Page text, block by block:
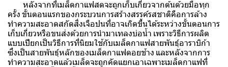
หลังจากที่เมล็ดกาแฟสดจะถูกเก็บเกี่ยวจากต้นด้วยมือทุก
ครั้ง ขั้นตอนแรกของกระบวนการสร้างสรรค์รสชาติคือการล้าง
ทำความสะอาดสกัดสิ่งเจือปนที่อาจเกิดขึ้นได้ระหว่างขั้นตอนการ
เก็บเกี่ยวหรือขนส่งด้วยการนำมาเทลงบ่อน้ำ เพราะวิธีการผลิต
แบบเปียกเป็นวิธีการที่นิยมใช้กับเมล็ดกาแฟสายพันธุ์อาราบิก้า
ซึ่งเป็นสายพันธุ์หลักของเมล็ดกาแฟดอยช้าง และหลังจากการ
ทำความสะอาดแล้วเมล็ดจะถูกคัดแยกเอาเฉพาะเมล็ดกาแฟที่